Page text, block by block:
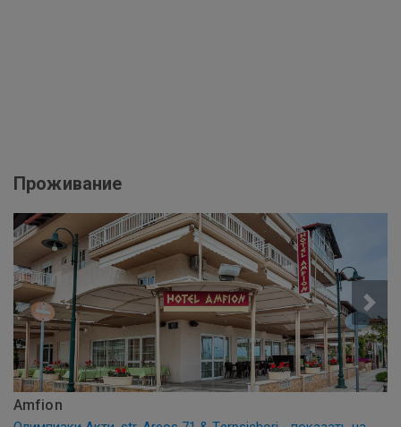
Проживание
Amfion